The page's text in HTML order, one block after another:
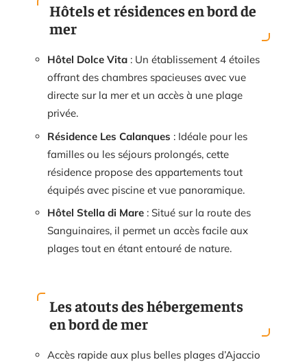
Hôtels et résidences en bord de
mer
Hôtel Dolce Vita : Un établissement 4 étoiles
offrant des chambres spacieuses avec vue
directe sur la mer et un accès à une plage
privée.
Résidence Les Calanques : Idéale pour les
familles ou les séjours prolongés, cette
résidence propose des appartements tout
équipés avec piscine et vue panoramique.
Hôtel Stella di Mare : Situé sur la route des
Sanguinaires, il permet un accès facile aux
plages tout en étant entouré de nature.
Les atouts des hébergements
en bord de mer
Accès rapide aux plus belles plages d’Ajaccio